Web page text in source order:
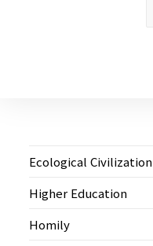
Ecological Civilization
Higher Education
Homily